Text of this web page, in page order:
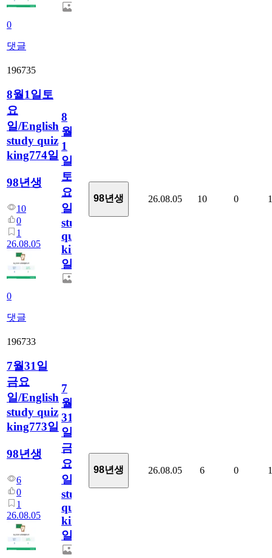
0
댓글
196735
8월1일토
요
일/English
study quiz
king774일
98년생
10
0
1
26.08.05
0
댓글
8
월
1
일
토
요
일/English
study
quiz
king774
일
98년생 26.08.05 10 0 1
196733
7월31일
금요
일/English
study quiz
king773일
98년생
6
0
1
26.08.05
7
월
31
일
금
요
일/English
study
quiz
king773
일
98년생 26.08.05 6 0 1